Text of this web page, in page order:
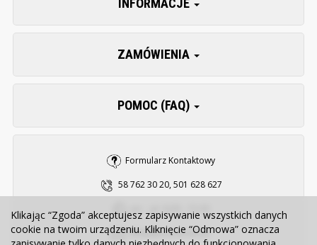
INFORMACJE
ZAMÓWIENIA
POMOC (FAQ)
Formularz Kontaktowy
58 762 30 20, 501 628 627
pn. - pt. 8:00 - 15:30
sklep@zooserwis.pl
Klikając “Zgoda” akceptujesz zapisywanie wszystkich danych
cookie na twoim urządzeniu. Kliknięcie “Odmowa” oznacza